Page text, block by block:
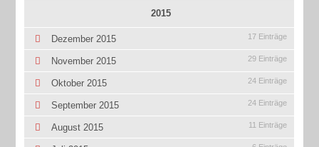
2015
Dezember 2015 17 Einträge
November 2015 29 Einträge
Oktober 2015 24 Einträge
September 2015 24 Einträge
August 2015 11 Einträge